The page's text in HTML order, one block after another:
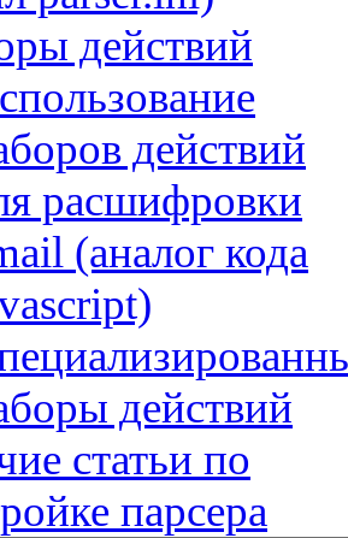
действий
действий
расшифровки
(аналог кода
действий
статьи по
парсера